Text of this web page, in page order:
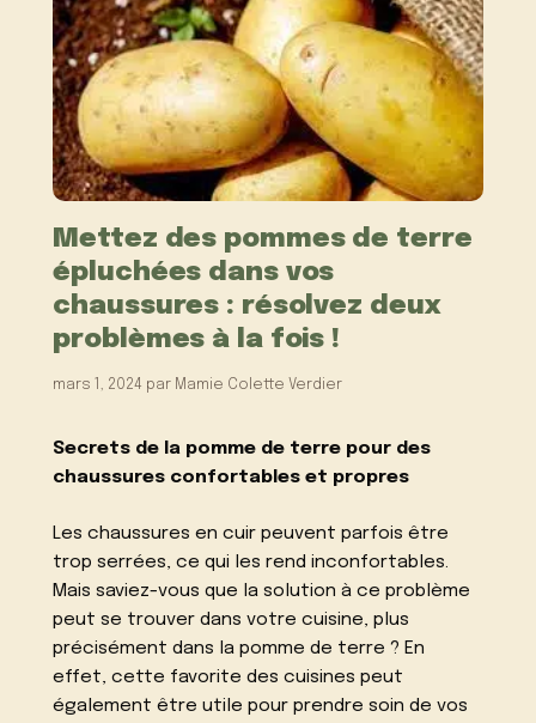
Mettez des pommes de terre
épluchées dans vos
chaussures : résolvez deux
problèmes à la fois !
mars 1, 2024 par Mamie Colette Verdier
Secrets de la pomme de terre pour des
chaussures confortables et propres
Les chaussures en cuir peuvent parfois être
trop serrées, ce qui les rend inconfortables.
Mais saviez-vous que la solution à ce problème
peut se trouver dans votre cuisine, plus
précisément dans la pomme de terre ? En
effet, cette favorite des cuisines peut
également être utile pour prendre soin de vos